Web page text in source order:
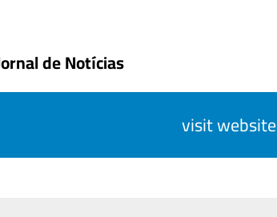
de Notícias
visit website